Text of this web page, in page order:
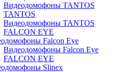
Видеодомофоны TANTOS
TANTOS
Видеодомофоны TANTOS
FALCON EYE
Falcon Eye
Видеодомофоны Falcon Eye
FALCON EYE
Slinex